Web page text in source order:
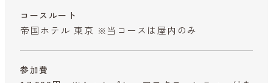
コースルート
帝国ホテル 東京 ※当コースは屋内のみ
参加費